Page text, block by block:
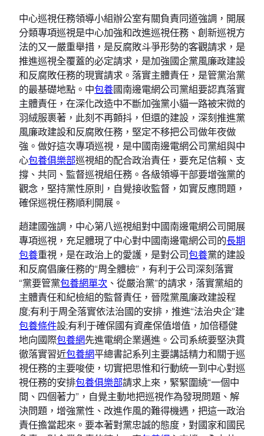
中心巡視任務領導小組辦公室有關負責同道強調，開展
分類專項巡視是中心加強和改進巡視任務、創新巡視方
法的又一嚴重舉措，是反腐敗斗爭形勢的客觀請求，是
推進巡視全覆蓋的必定請求，是加強國企黨風廉政建設
和反腐敗任務的現實請求。落實主體責任，是管黨治黨
的最基礎地點。中包養國南邊電網公司黨組要認真落實
主體責任，在深化改造中不斷加強黨小貓一路被宋微的
羽絨服裹著，此刻不再顫抖，但還的建設，深刻推進黨
風廉政建設和反腐敗任務，堅定不移把公司做年夜做
強。做好這次專項巡視，是中國南邊電網公司黨組與中
心包養俱樂部巡視組的配合政治責任，要充足信賴、支
撐、共同、監督巡視組任務。各級領導干部要增強黨的
觀念，堅持黨性原則，自覺接收監督，如實反應問題，
確保巡視任務順利開展。
趙建國強調，中心第八巡視組對中國南邊電網公司開展
專項巡視，充足體現了中心對中國南邊電網公司的長期
包養重視，是在政治上的愛護，是對公司包養黨的建設
和反腐倡廉任務的“周全體檢”，有利于公司深刻落實
“黨要管黨包養網單次 、從嚴治黨”的請求，落實黨組的
主體責任和紀檢組的監督責任，晉陞黨風廉政建設程
度;有利于周全落實依法治國的安排，推進“法治央企”建
包養條件設;有利于確保國有資產保值增值，加倍穩健
地向國際包養網先進電網企業邁進。公司系統要堅決貫
徹落實習近包養網平總書記系列主要講話精力和關于巡
視任務的主要唆使，切實把思惟和行動統一到中心對巡
視任務的安排包養俱樂部請求上來，緊緊圍繞“一個中
間、四個著力”，自覺主動地把巡視作為發現問題、解
決問題，增強黨性、改進作風的難得機遇，把這一政治
責任擔當起來。要本著對黨忠誠的態度，對國家和國民